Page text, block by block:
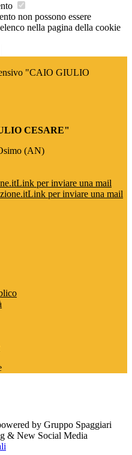
non possono essere
nella pagina della cookie
"CAIO GIULIO
CESARE"
(AN)
Link per inviare una mail
Link per inviare una mail
by Gruppo Spaggiari
& New Social Media